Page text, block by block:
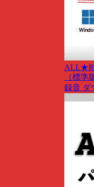
（標準
録音 ダ